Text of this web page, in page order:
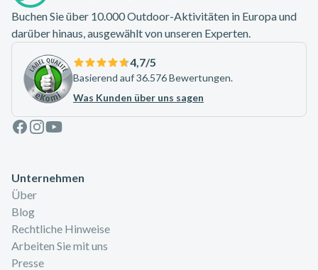
Buchen Sie über 10.000 Outdoor-Aktivitäten in Europa und
darüber hinaus, ausgewählt von unseren Experten.
4,7/5
Basierend auf 36.576 Bewertungen.
Was Kunden über uns sagen
Facebook
Instagram
Youtube
Unternehmen
Über
Blog
Rechtliche Hinweise
Arbeiten Sie mit uns
Presse